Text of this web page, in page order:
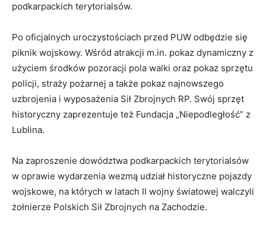
podkarpackich terytorialsów.
Po oficjalnych uroczystościach przed PUW odbędzie się
piknik wojskowy. Wśród atrakcji m.in. pokaz dynamiczny z
użyciem środków pozoracji pola walki oraz pokaz sprzętu
policji, straży pożarnej a także pokaz najnowszego
uzbrojenia i wyposażenia Sił Zbrojnych RP. Swój sprzęt
historyczny zaprezentuje też Fundacja „Niepodległość” z
Lublina.
Na zaproszenie dowództwa podkarpackich terytorialsów
w oprawie wydarzenia wezmą udział historyczne pojazdy
wojskowe, na których w latach II wojny światowej walczyli
żołnierze Polskich Sił Zbrojnych na Zachodzie.